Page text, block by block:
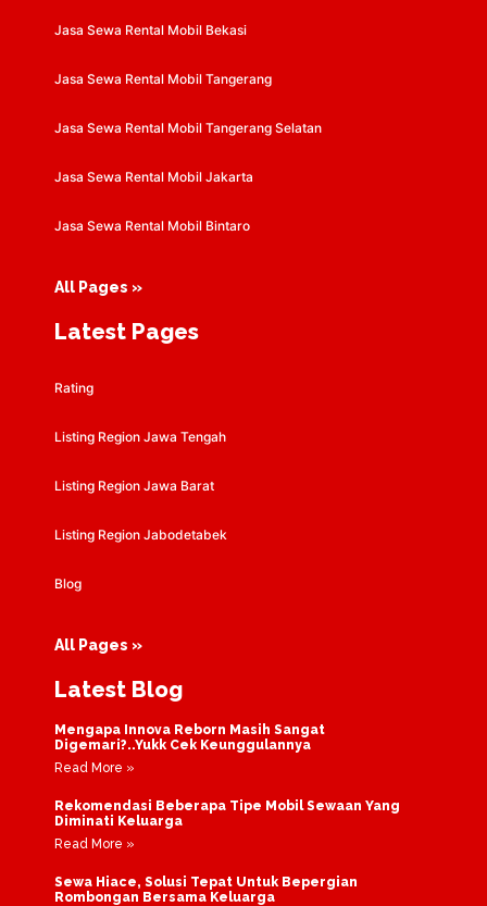
Jasa Sewa Rental Mobil Bekasi
Jasa Sewa Rental Mobil Tangerang
Jasa Sewa Rental Mobil Tangerang Selatan
Jasa Sewa Rental Mobil Jakarta
Jasa Sewa Rental Mobil Bintaro
All Pages »
Latest Pages
Rating
Listing Region Jawa Tengah
Listing Region Jawa Barat
Listing Region Jabodetabek
Blog
All Pages »
Latest Blog
Mengapa Innova Reborn Masih Sangat
Digemari?..Yukk Cek Keunggulannya
Read More »
Rekomendasi Beberapa Tipe Mobil Sewaan Yang
Diminati Keluarga
Read More »
Sewa Hiace, Solusi Tepat Untuk Bepergian
Rombongan Bersama Keluarga